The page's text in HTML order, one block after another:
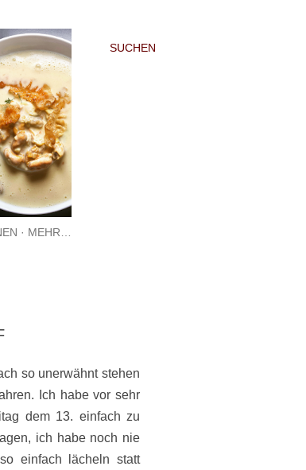
SUCHEN
MEHR…
so unerwähnt stehen
Ich habe vor sehr
dem 13. einfach zu
ich habe noch nie
einfach lächeln statt